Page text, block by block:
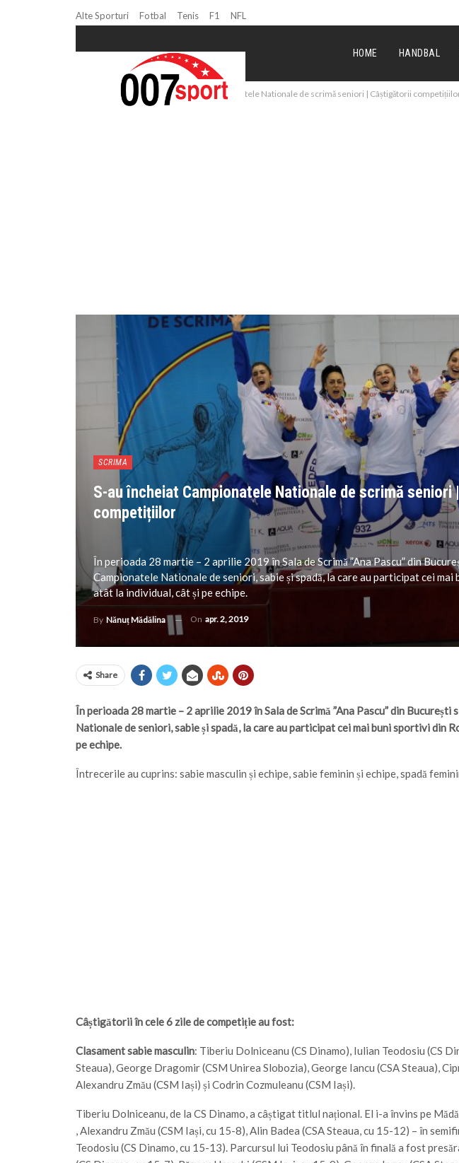
Alte Sporturi Fotbal Tenis F1 NFL
HOME HANDBAL
Scrima S-au încheiat Campionatele Nationale de scrimă seniori | Câștigătorii
SCRIMA
S-au încheiat Campionatele Nationale de scrimă
competițiilor
În perioada 28 martie – 2 aprilie 2019 în Sala de Scrimă ”Ana Pascu” din
Campionatele Nationale de seniori, sabie și spadă, la care au participat cei mai
atât la individual, cât și pe echipe.
By Nănuț Mădălina On apr. 2, 2019
Share
În perioada 28 martie – 2 aprilie 2019 în Sala de Scrimă ”Ana Pascu” din
Nationale de seniori, sabie și spadă, la care au participat cei mai buni sportivi din
pe echipe.
Întrecerile au cuprins: sabie masculin și echipe, sabie feminin și echipe, spadă
Câștigătorii în cele 6 zile de competiție au fost:
Clasament sabie masculin: Tiberiu Dolniceanu (CS Dinamo), Iulian Teodosiu (CS
Steaua), George Dragomir (CSM Unirea Slobozia), George Iancu (CSA Steaua),
Alexandru Zmău (CSM Iași) și Codrin Cozmuleanu (CSM Iași).
Tiberiu Dolniceanu, de la CS Dinamo, a câștigat titlul național. El i-a învins pe
, Alexandru Zmău (CSM Iași, cu 15-8), Alin Badea (CSA Steaua, cu 15-12) – în
Teodosiu (CS Dinamo, cu 15-13). Parcursul lui Teodosiu până în finală a fost